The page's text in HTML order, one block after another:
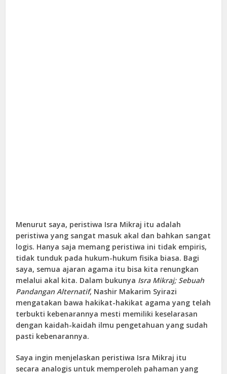
Menurut saya, peristiwa Isra Mikraj itu adalah
peristiwa yang sangat masuk akal dan bahkan sangat
logis. Hanya saja memang peristiwa ini tidak empiris,
tidak tunduk pada hukum-hukum fisika biasa. Bagi
saya, semua ajaran agama itu bisa kita renungkan
melalui akal kita. Dalam bukunya Isra Mikraj; Sebuah
Pandangan Alternatif, Nashir Makarim Syirazi
mengatakan bawa hakikat-hakikat agama yang telah
terbukti kebenarannya mesti memiliki keselarasan
dengan kaidah-kaidah ilmu pengetahuan yang sudah
pasti kebenarannya.
Saya ingin menjelaskan peristiwa Isra Mikraj itu
secara analogis untuk memperoleh pahaman yang